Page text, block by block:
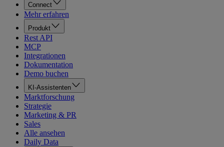
Connect
Mehr erfahren
Produkt
Rest API
MCP
Integrationen
Dokumentation
Demo buchen
KI-Assistenten
Marktforschung
Strategie
Marketing & PR
Sales
Alle ansehen
Daily Data